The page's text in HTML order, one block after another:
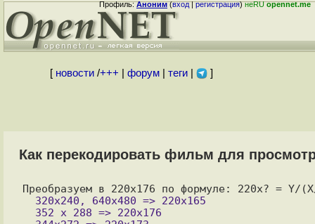
Профиль:Аноним(вход|регистрация)неRUopennet.me
[ новости/+++ форум| теги| ]
Как перекодировать фильм для